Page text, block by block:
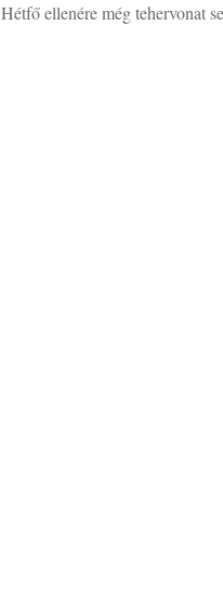
Hétfő ellenére még tehervonat